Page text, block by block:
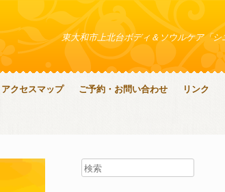
東大和市上北台ボディ＆ソウルケア「シ
アクセスマップ ご予約・お問い合わせ リンク